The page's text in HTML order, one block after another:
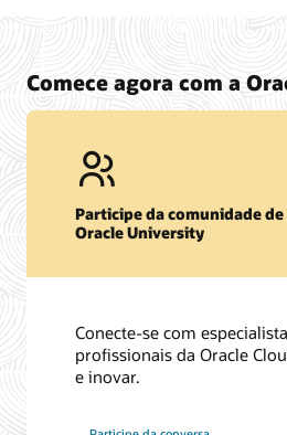
Comece agora com a
Participe da comunidade
Oracle University
Conecte-se com
profissionais da Oracle
e inovar.